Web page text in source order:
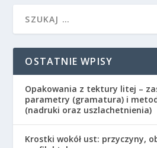
OSTATNIE WPISY
Opakowania z tektury litej –
parametry (gramatura) i
(nadruki oraz uszlachetnienia)
Krostki wokół ust: przyczyny,